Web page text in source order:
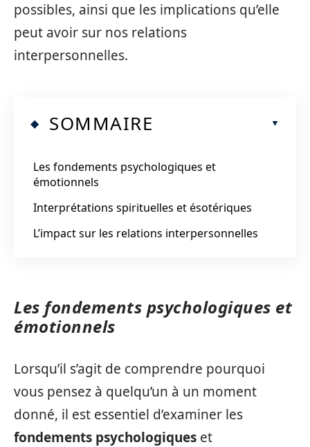
possibles, ainsi que les implications qu’elle
peut avoir sur nos relations
interpersonnelles.
SOMMAIRE
Les fondements psychologiques et
émotionnels
Interprétations spirituelles et ésotériques
L’impact sur les relations interpersonnelles
Les fondements psychologiques et
émotionnels
Lorsqu’il s’agit de comprendre pourquoi
vous pensez à quelqu’un à un moment
donné, il est essentiel d’examiner les
fondements psychologiques et